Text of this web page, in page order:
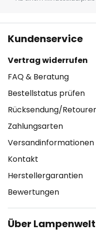
Kundenservice
Vertrag widerrufen
FAQ & Beratung
Bestellstatus prüfen
Rücksendung/
Zahlungsarten
Versandinformationen
Kontakt
Herstellergarantien
Bewertungen
Über